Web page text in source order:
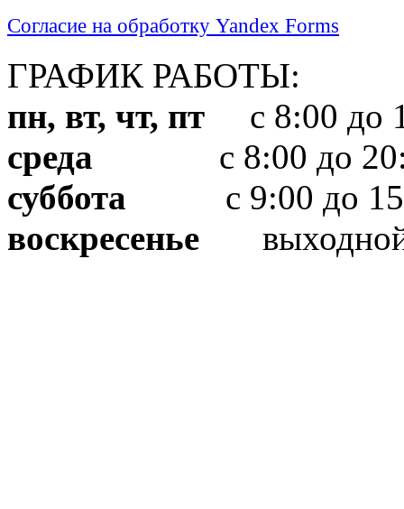
Согласие на обработку Yandex Forms
ГРАФИК РАБОТЫ:
пн, вт, чт, пт с 8:00 до
среда с 8:00 до
суббота с 9:00 до
воскресенье